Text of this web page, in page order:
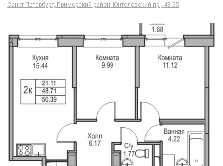
Санкт-Петербург, Приморский район, Юнтоловский пр., 43-55